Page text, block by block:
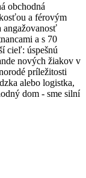
obchodná
a férovým
angažovanosť
a s 70
cieľ: úspešnú
nových žiakov v
príležitosti
alebo logistka,
dom - sme silní